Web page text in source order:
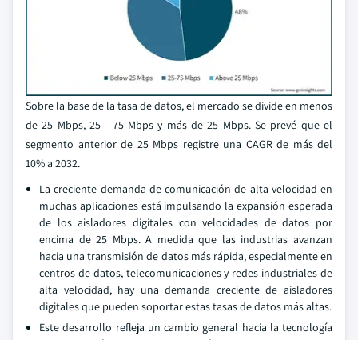
Sobre la base de la tasa de datos, el mercado se divide en menos
de 25 Mbps, 25 - 75 Mbps y más de 25 Mbps. Se prevé que el
segmento anterior de 25 Mbps registre una CAGR de más del
10% a 2032.
La creciente demanda de comunicación de alta velocidad en
muchas aplicaciones está impulsando la expansión esperada
de los aisladores digitales con velocidades de datos por
encima de 25 Mbps. A medida que las industrias avanzan
hacia una transmisión de datos más rápida, especialmente en
centros de datos, telecomunicaciones y redes industriales de
alta velocidad, hay una demanda creciente de aisladores
digitales que pueden soportar estas tasas de datos más altas.
Este desarrollo refleja un cambio general hacia la tecnología